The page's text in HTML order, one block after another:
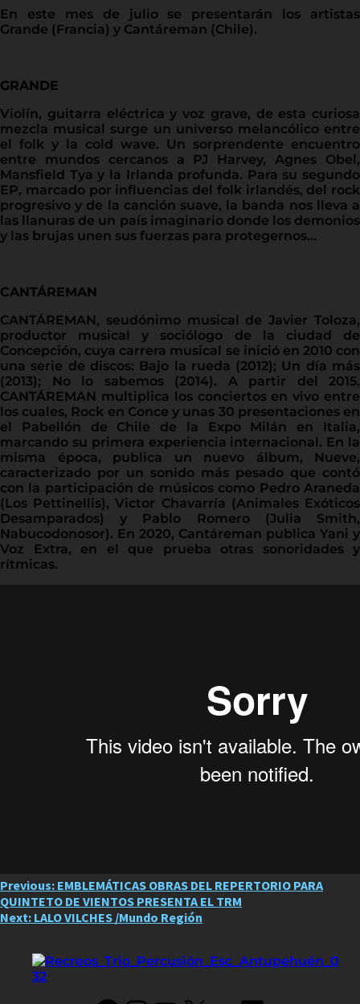
En este mes de julio se presentarán los artistas
Grande (Francia) y Cantáreman (Chile).
GRANDE
Violín, guitarra eléctrica y voz grave, de esta curiosa
mezcla musical surge un universo melancólico entre
el folk y la cold wave. Un sorprendente encuentro
entre mundos cercanos a PJ Harvey, Agnes Obel,
Mansfield Tya y la Irlanda profunda. Para su segundo
EP, marcado por influencias del folk irlandés, del rock
progresivo y de la canción suave, la banda nos lleva a
las llanuras de un país imaginario donde los demonios
y las brujas unen sus fuerzas para protegernos…
CANTÁREMAN
CANTÁREMAN, seudónimo musical de Javier Toloza,
productor musical y sociólogo de la ciudad de
Concepción, cuya carrera musical se inició en 2010 con
una serie de discos: Bajo la rueda (2012); Un día más
(2013); No lo sabemos (2014). A partir del 2015,
CANTÁREMAN multiplica los conciertos en vivo entre
los cuales, Rock en Conce y unas 30 presentaciones en
el Pabellón de Chile de la Expo Milán en Italia,
marcando su primera experiencia internacional. En la
misma época, publica un nuevo álbum, Nueve,
caracterizado por un sonido más pesado que contó
con la participación de músicos como Pedro Araneda
(Los Pettinellis), Victor Chavarría (Animales Exóticos
Desamparados) y Pablo Romero (Julia Smith,
Nabucodonosor). En 2020, Cantáreman publica Yani y
Voz Extra, en el que prueba otras sonoridades y
rítmicas.
Post
navigation
Previous: EMBLEMÁTICAS OBRAS DEL REPERTORIO PARA
QUINTETO DE VIENTOS PRESENTA EL TRM
Next: LALO VILCHES /Mundo Región